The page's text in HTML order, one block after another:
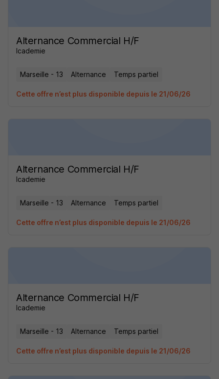
Alternance Commercial H/F
Icademie
Marseille - 13 Alternance Temps partiel
Cette offre n’est plus disponible depuis le 21/06/26
Alternance Commercial H/F
Icademie
Marseille - 13 Alternance Temps partiel
Cette offre n’est plus disponible depuis le 21/06/26
Alternance Commercial H/F
Icademie
Marseille - 13 Alternance Temps partiel
Cette offre n’est plus disponible depuis le 21/06/26